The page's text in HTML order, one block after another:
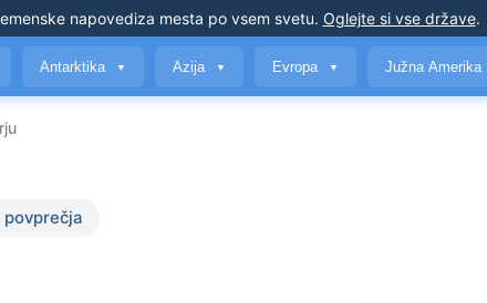
napovediza mesta po vsem svetu. Oglejte si vse države.
Antarktika ▼ Azija ▼ Evropa ▼ Južna Amerika
povprečja